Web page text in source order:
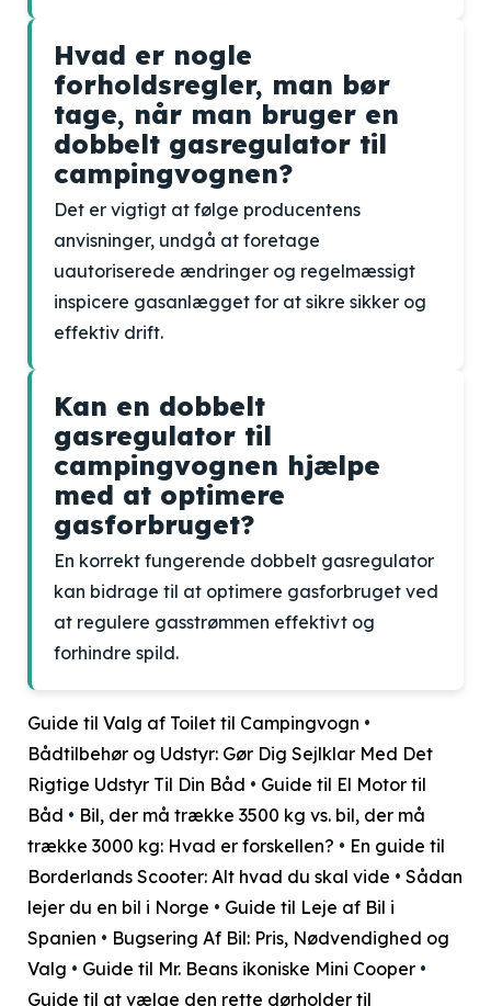
Hvad er nogle
forholdsregler, man bør
tage, når man bruger en
dobbelt gasregulator til
campingvognen?
Det er vigtigt at følge producentens
anvisninger, undgå at foretage
uautoriserede ændringer og regelmæssigt
inspicere gasanlægget for at sikre sikker og
effektiv drift.
Kan en dobbelt
gasregulator til
campingvognen hjælpe
med at optimere
gasforbruget?
En korrekt fungerende dobbelt gasregulator
kan bidrage til at optimere gasforbruget ved
at regulere gasstrømmen effektivt og
forhindre spild.
Guide til Valg af Toilet til Campingvogn •
Bådtilbehør og Udstyr: Gør Dig Sejlklar Med Det
Rigtige Udstyr Til Din Båd • Guide til El Motor til
Båd • Bil, der må trække 3500 kg vs. bil, der må
trække 3000 kg: Hvad er forskellen? • En guide til
Borderlands Scooter: Alt hvad du skal vide • Sådan
lejer du en bil i Norge • Guide til Leje af Bil i
Spanien • Bugsering Af Bil: Pris, Nødvendighed og
Valg • Guide til Mr. Beans ikoniske Mini Cooper •
Guide til at vælge den rette dørholder til